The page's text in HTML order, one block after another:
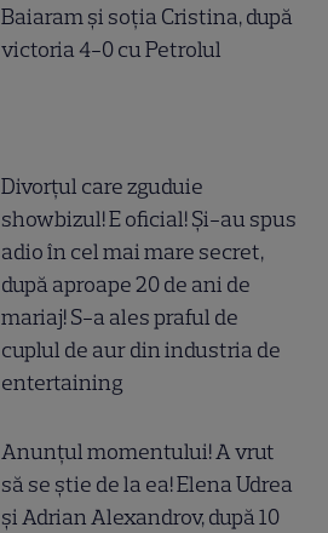
Baiaram și soția Cristina, după
victoria 4-0 cu Petrolul
Divorțul care zguduie
showbizul! E oficial! Și-au spus
adio în cel mai mare secret,
după aproape 20 de ani de
mariaj! S-a ales praful de
cuplul de aur din industria de
entertaining
Anunțul momentului! A vrut
să se știe de la ea! Elena Udrea
și Adrian Alexandrov, după 10